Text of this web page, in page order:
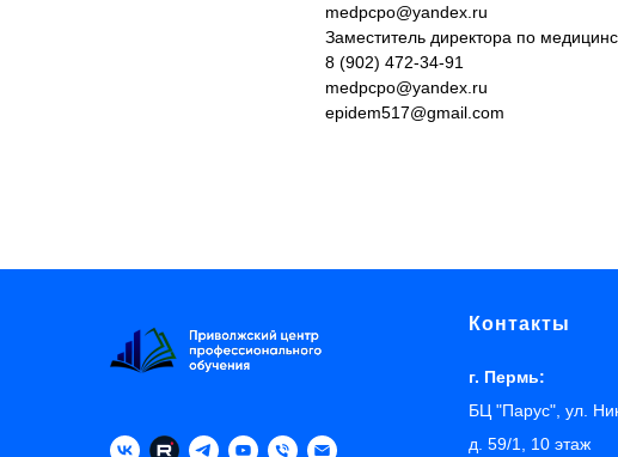
medpcpo@yandex.ru
Заместитель директора по
8 (902) 472-34-91
medpcpo@yandex.ru
epidem517@gmail.com
Контакты
г. Пермь:
БЦ "Парус", ул.
д. 59/1, 10 этаж